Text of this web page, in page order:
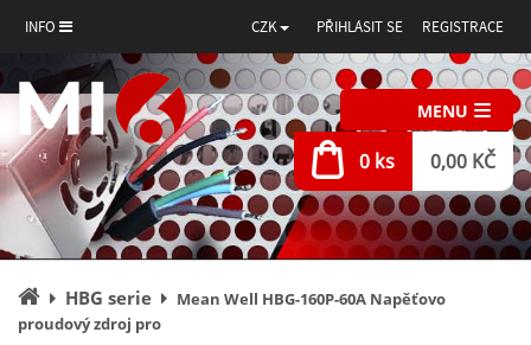
INFO CZK PŘIHLÁSIT SE REGISTRACE
MENU
0 ks 0,00 KČ
Úvodní
stránka
HBG serie
Mean Well HBG-160P-60A Napěťovo
proudový zdroj pro